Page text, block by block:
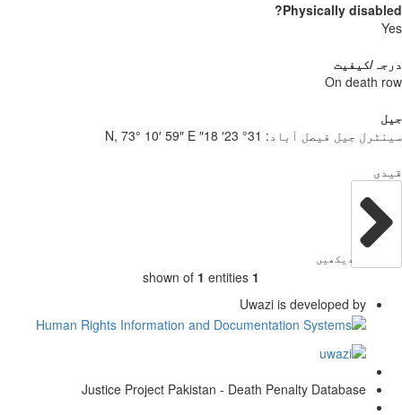
Physically
کیفیت
On death
جیل فیصل آباد: 31° 23′ 18″ N, 73° 10′ 59″ E
دیکھیں
shown of 1 entities
Uwazi is developed by
Justice Project Pakistan - Death Penalty Database